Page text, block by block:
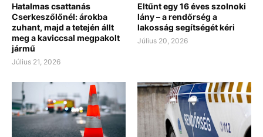
Hatalmas csattanás
Cserkeszőlőnél: árokba
zuhant, majd a tetején állt
meg a kaviccsal megpakolt
jármű
Július 21, 2026
Eltűnt egy 16 éves szolnoki
lány – a rendőrség a
lakosság segítségét kéri
Július 20, 2026